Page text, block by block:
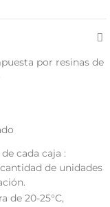
por resinas de
cada caja :
de unidades
de 20-25°C,